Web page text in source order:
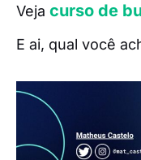
Veja curso de
E ai, qual você